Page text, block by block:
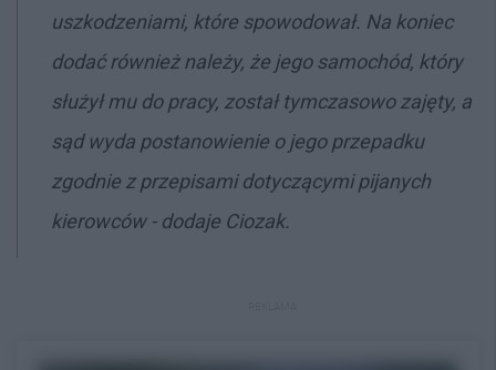
uszkodzeniami, które spowodował. Na koniec
dodać również należy, że jego samochód, który
służył mu do pracy, został tymczasowo zajęty, a
sąd wyda postanowienie o jego przepadku
zgodnie z przepisami dotyczącymi pijanych
kierowców - dodaje Ciozak.